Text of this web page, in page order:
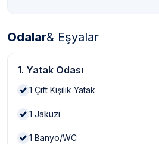
Odalar& Eşyalar
1. Yatak Odası
1 Çift Kişilik Yatak
1 Jakuzi
1 Banyo/WC